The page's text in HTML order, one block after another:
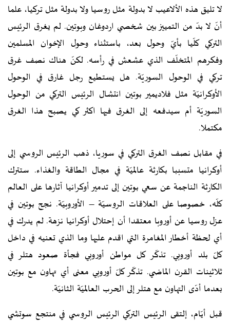
لا تليق هذه الألاعيب لا بدولة مثل روسيا ولا بدولة مثل تركيا، علما
أنّ لا بدّ من التمييز بين شخصي اردوغان وبوتين. لم يغرق الرئيس
التركي كلّيا بأيّ وحول بعد، باستثناء وحول الإخوان المسلمين
وفكرهم المتخلّف الذي عشعش في رأسه. لكنّ هناك نصف غرق
تركي في الوحول السوريّة. هل يستطيع رجل غارق في الوحول
الأوكرانيّة مثل فلاديمير بوتين انتشال الرئيس التركي من الوحول
السوريّة أم سيدفعه إلى الغرق فيها اكثر كي يصبح هذا الغرق
مكتملا.
في مقابل نصف الغرق التركي في سوريا، ذهب الرئيس الروسي إلى
أوكرانيا متسببا بكارثة عالميّة في مجال الطاقة والغذاء. ستترك
الكارثة الناجمة عن سعي بوتين إلى تدمير أوكرانيا آثارها على العالم
كلّه، خصوصا على العلاقات الروسيّة – الأوروبيّة. نجح بوتين في
عزل روسيا عن أوروبا معتقدا أن إحتلال أوكرانيا نزهة. لم يدرك في
أي لحظة أخطار المغامرة التي اقدم عليها وما الذي تعنيه في داخل
كلّ بلد أوروبي. تذكّر كل مواطن أوروبي فجأة صعود هتلر في
ثلاثينات القرن الماضي. تذكّر كلّ أوروبي معنى أي تهاون مع بوتين
بعدما أدّى التهاون مع هتلر إلى الحرب العالميّة الثانيّة.
قبل أيّام، إلتقى الرئيس التركي الرئيس الروسي في منتجع سوتشي